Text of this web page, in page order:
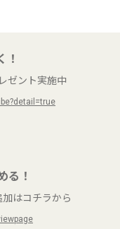
！
ゼント実施中
る！
加はコチラから